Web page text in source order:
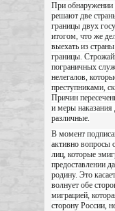
При обнаружении
решают две
границы двух
итогом, что же
выехать из
границы.
пограничных
нелегалов,
преступниками,
Причин
и меры наказания
различные.
В момент
активно вопросы
лиц, которые
предоставлении
родину. Это
волнует обе
миграцией,
сторону России,